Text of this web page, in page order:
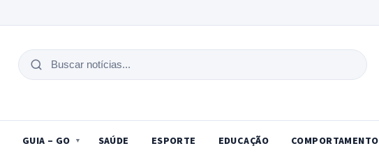
Buscar
GUIA – GO SAÚDE ESPORTE EDUCAÇÃO COMPORTAMENTO